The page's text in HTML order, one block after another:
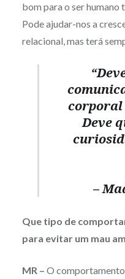
bom para o ser humano
Pode ajudar-nos a
relacional, mas terá
corporal
Deve
–
Que tipo de
para evitar um mau
MR – O comportamento